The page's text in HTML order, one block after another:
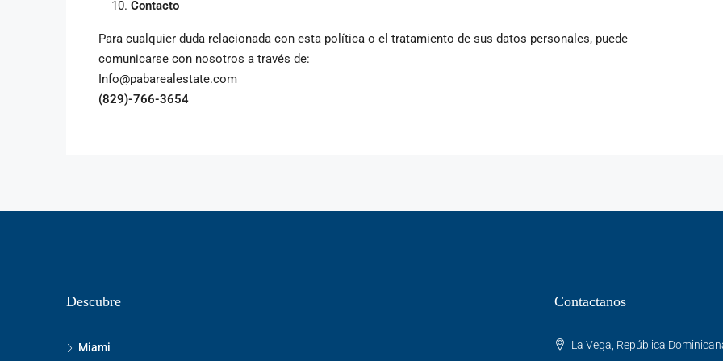
Contacto
Para cualquier duda relacionada con esta política o el tratamiento de sus datos personales, puede
comunicarse con nosotros a través de:
Info@pabarealestate.com
(829)-766-3654
Descubre
Miami
Contactanos
La Vega, República